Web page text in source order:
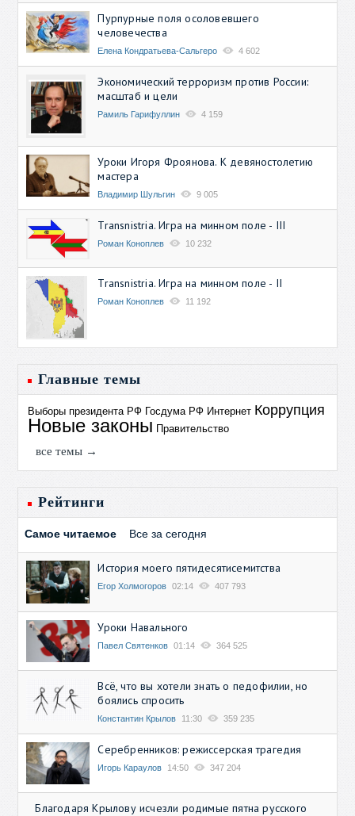
Пурпурные поля осоловевшего
человечества
Елена Кондратьева-Сальгеро 4 602
Экономический терроризм против России:
масштаб и цели
Рамиль Гарифуллин 4 159
Уроки Игоря Фроянова. К девяностолетию
мастера
Владимир Шульгин 9 005
Transnistria. Игра на минном поле - III
Роман Коноплев 10 232
Transnistria. Игра на минном поле - II
Роман Коноплев 11 192
Главные темы
Выборы президента РФ Госдума РФ Интернет Коррупция
Новые законы Правительство
все темы →
Рейтинги
Самое читаемое Все за сегодня
История моего пятидесятисемитства
Егор Холмогоров 02:14 407 793
Уроки Навального
Павел Святенков 01:14 364 525
Всё, что вы хотели знать о педофилии, но
боялись спросить
Константин Крылов 11:30 359 235
Серебренников: режиссерская трагедия
Игорь Караулов 14:50 347 204
Благодаря Крылову исчезли родимые пятна русского